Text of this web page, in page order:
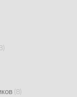
(8)